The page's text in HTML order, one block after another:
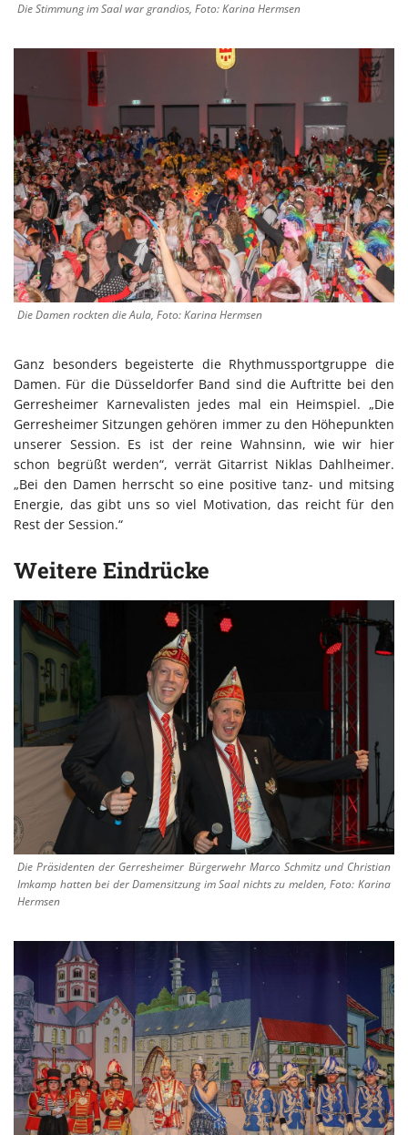
Die Stimmung im Saal war grandios, Foto: Karina Hermsen
Die Damen rockten die Aula, Foto: Karina Hermsen
Ganz besonders begeisterte die Rhythmussportgruppe die
Damen. Für die Düsseldorfer Band sind die Auftritte bei den
Gerresheimer Karnevalisten jedes mal ein Heimspiel. „Die
Gerresheimer Sitzungen gehören immer zu den Höhepunkten
unserer Session. Es ist der reine Wahnsinn, wie wir hier
schon begrüßt werden“, verrät Gitarrist Niklas Dahlheimer.
„Bei den Damen herrscht so eine positive tanz- und mitsing
Energie, das gibt uns so viel Motivation, das reicht für den
Rest der Session.“
Weitere Eindrücke
Die Präsidenten der Gerresheimer Bürgerwehr Marco Schmitz und Christian
Imkamp hatten bei der Damensitzung im Saal nichts zu melden, Foto: Karina
Hermsen